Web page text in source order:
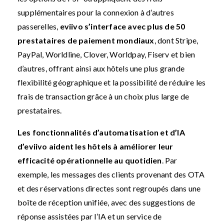
supplémentaires pour la connexion à d’autres
passerelles, eviivo s’interface avec plus de 50
prestataires de paiement mondiaux, dont Stripe,
PayPal, Worldline, Clover, Worldpay, Fiserv et bien
d’autres, offrant ainsi aux hôtels une plus grande
flexibilité géographique et la possibilité de réduire les
frais de transaction grâce à un choix plus large de
prestataires.
Les fonctionnalités d’automatisation et d’IA
d’eviivo aident les hôtels à améliorer leur
efficacité opérationnelle au quotidien. Par
exemple, les messages des clients provenant des OTA
et des réservations directes sont regroupés dans une
boîte de réception unifiée, avec des suggestions de
réponse assistées par l’IA et un service de